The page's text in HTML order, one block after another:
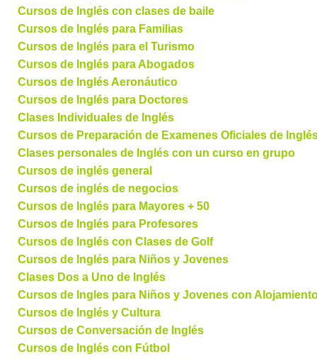
Cursos de Inglés con clases de baile
Cursos de Inglés para Familias
Cursos de Inglés para el Turismo
Cursos de Inglés para Abogados
Cursos de Inglés Aeronáutico
Cursos de Inglés para Doctores
Clases Individuales de Inglés
Cursos de Preparación de Examenes Oficiales de
Clases personales de Inglés con un curso en grupo
Cursos de inglés general
Cursos de inglés de negocios
Cursos de Inglés para Mayores + 50
Cursos de Inglés para Profesores
Cursos de Inglés con Clases de Golf
Cursos de Inglés para Niños y Jovenes
Clases Dos a Uno de Inglés
Cursos de Ingles para Niños y Jovenes con
Cursos de Inglés y Cultura
Cursos de Conversación de Inglés
Cursos de Inglés con Fútbol